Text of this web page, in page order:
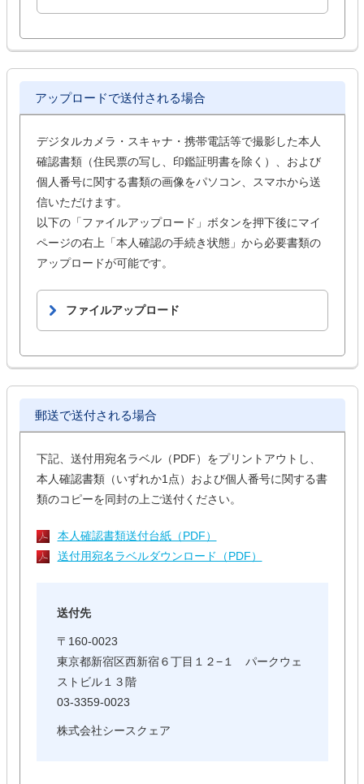
アップロードで送付される場合
デジタルカメラ・スキャナ・携帯電話等で撮影した本人
確認書類（住民票の写し、印鑑証明書を除く）、および
個人番号に関する書類の画像をパソコン、スマホから送
信いただけます。
以下の「ファイルアップロード」ボタンを押下後にマイ
ページの右上「本人確認の手続き状態」から必要書類の
アップロードが可能です。
ファイルアップロード
郵送で送付される場合
下記、送付用宛名ラベル（PDF）をプリントアウトし、
本人確認書類（いずれか1点）および個人番号に関する書
類のコピーを同封の上ご送付ください。
本人確認書類送付台紙（PDF）
送付用宛名ラベルダウンロード（PDF）
送付先
〒160-0023
東京都新宿区西新宿６丁目１２−１ パークウェ
ストビル１３階
03-3359-0023
株式会社シースクェア